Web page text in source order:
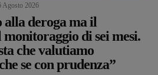
Agosto 2026
alla deroga ma il
di sei mesi.
che valutiamo
se con prudenza”